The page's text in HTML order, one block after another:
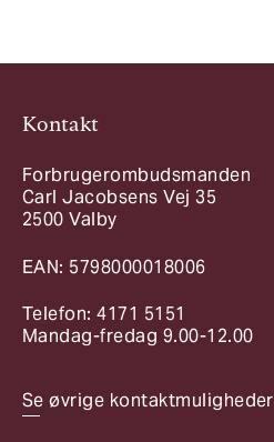
Kontakt
Forbrugerombudsmanden
Carl Jacobsens Vej 35
2500 Valby
EAN: 5798000018006
Telefon: 4171 5151
Mandag-fredag 9.00-12.00
Se øvrige kontaktmuligheder